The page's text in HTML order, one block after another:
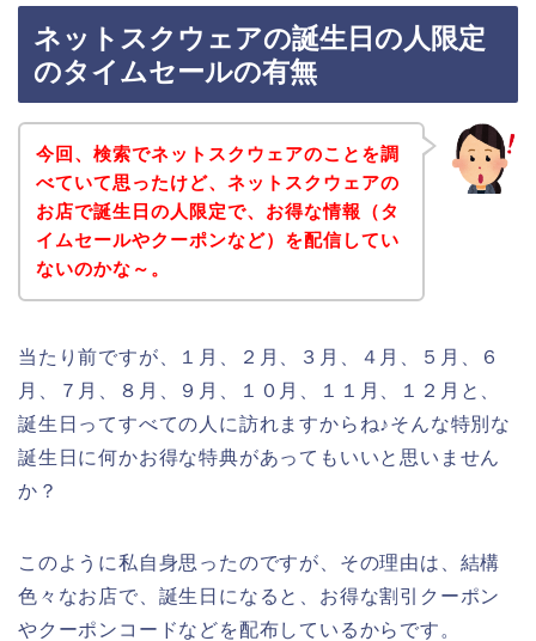
ネットスクウェアの誕生日の人限定
のタイムセールの有無
今回、検索でネットスクウェアのことを調
べていて思ったけど、ネットスクウェアの
お店で誕生日の人限定で、お得な情報（タ
イムセールやクーポンなど）を配信してい
ないのかな～。
当たり前ですが、１月、２月、３月、４月、５月、６
月、７月、８月、９月、１０月、１１月、１２月と、
誕生日ってすべての人に訪れますからね♪そんな特別な
誕生日に何かお得な特典があってもいいと思いません
か？
このように私自身思ったのですが、その理由は、結構
色々なお店で、誕生日になると、お得な割引クーポン
やクーポンコードなどを配布しているからです。